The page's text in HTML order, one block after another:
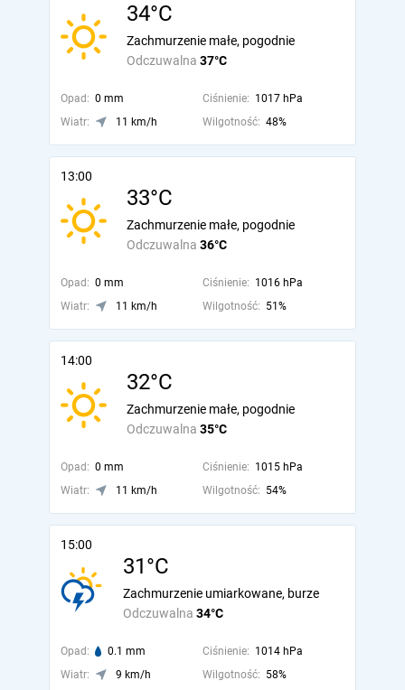
34°C
Odczuwalna 37°C
Zachmurzenie małe, pogodnie
Opad: 0 mm Ciśnienie: 1017 hPa
Wiatr:
11 km/h Wilgotność: 48%
13:00
33°C
Odczuwalna 36°C
Zachmurzenie małe, pogodnie
Opad: 0 mm Ciśnienie: 1016 hPa
Wiatr:
11 km/h Wilgotność: 51%
14:00
32°C
Odczuwalna 35°C
Zachmurzenie małe, pogodnie
Opad: 0 mm Ciśnienie: 1015 hPa
Wiatr:
11 km/h Wilgotność: 54%
15:00
31°C
Odczuwalna 34°C
Zachmurzenie umiarkowane, burze
Opad: 0.1 mm Ciśnienie: 1014 hPa
Wiatr:
9 km/h Wilgotność: 58%